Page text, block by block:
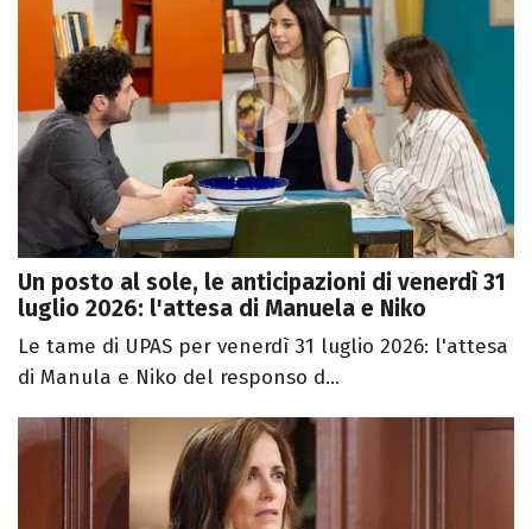
Un posto al sole, le anticipazioni di venerdì 31
luglio 2026: l'attesa di Manuela e Niko
Le tame di UPAS per venerdì 31 luglio 2026: l'attesa
di Manula e Niko del responso d...